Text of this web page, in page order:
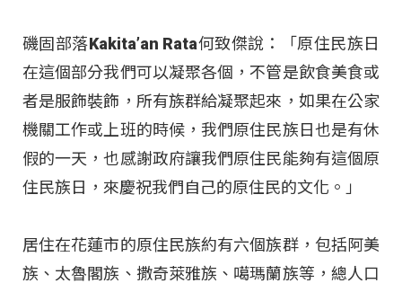
磯固部落Kakita’an Rata何致傑說：「原住民族日
在這個部分我們可以凝聚各個，不管是飲食美食或
者是服飾裝飾，所有族群給凝聚起來，如果在公家
機關工作或上班的時候，我們原住民族日也是有休
假的一天，也感謝政府讓我們原住民能夠有這個原
住民族日，來慶祝我們自己的原住民的文化。」
居住在花蓮市的原住民族約有六個族群，包括阿美
族、太魯閣族、撒奇萊雅族、噶瑪蘭族等，總人口